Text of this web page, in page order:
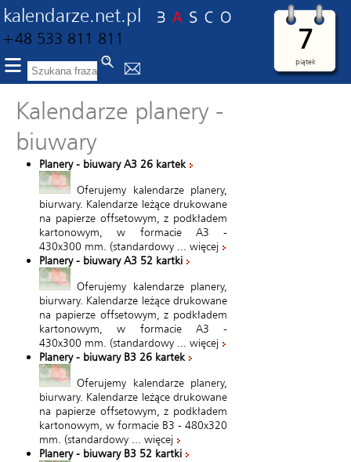
kalendarze.net.pl
+48 533 811 811 7
piątek
Kalendarze planery -
biuwary
Planery - biuwary A3 26 kartek
Oferujemy kalendarze planery,
biurwary. Kalendarze leżące drukowane
na papierze offsetowym, z podkładem
kartonowym, w formacie A3 -
430x300 mm. (standardowy ... więcej
Planery - biuwary A3 52 kartki
Oferujemy kalendarze planery,
biurwary. Kalendarze leżące drukowane
na papierze offsetowym, z podkładem
kartonowym, w formacie A3 -
430x300 mm. (standardowy ... więcej
Planery - biuwary B3 26 kartek
Oferujemy kalendarze planery,
biurwary. Kalendarze leżące drukowane
na papierze offsetowym, z podkładem
kartonowym, w formacie B3 - 480x320
mm. (standardowy ... więcej
Planery - biuwary B3 52 kartki